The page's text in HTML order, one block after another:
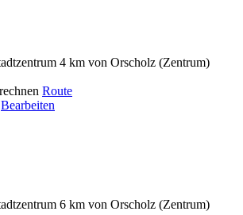
4 km von Orscholz (Zentrum)
Route
Bearbeiten
6 km von Orscholz (Zentrum)